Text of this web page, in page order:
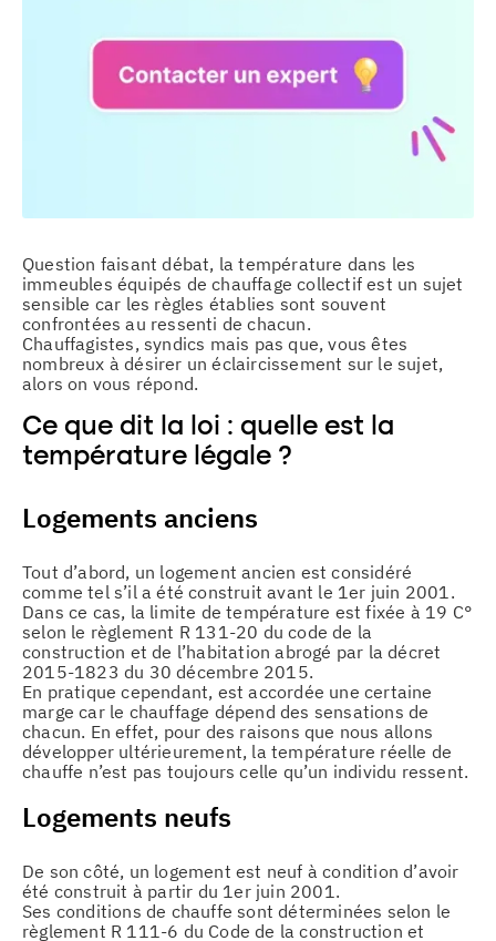
Question faisant débat, la température dans les
immeubles équipés de chauffage collectif est un sujet
sensible car les règles établies sont souvent
confrontées au ressenti de chacun.
Chauffagistes, syndics mais pas que, vous êtes
nombreux à désirer un éclaircissement sur le sujet,
alors on vous répond.
Ce que dit la loi : quelle est la
température légale ?
Logements anciens
Tout d’abord, un logement ancien est considéré
comme tel s’il a été construit avant le 1er juin 2001.
Dans ce cas, la limite de température est fixée à 19 C°
selon le règlement R 131-20 du code de la
construction et de l’habitation abrogé par la décret
2015-1823 du 30 décembre 2015.
En pratique cependant, est accordée une certaine
marge car le chauffage dépend des sensations de
chacun. En effet, pour des raisons que nous allons
développer ultérieurement, la température réelle de
chauffe n’est pas toujours celle qu’un individu ressent.
Logements neufs
De son côté, un logement est neuf à condition d’avoir
été construit à partir du 1er juin 2001.
Ses conditions de chauffe sont déterminées selon le
règlement R 111-6 du Code de la construction et